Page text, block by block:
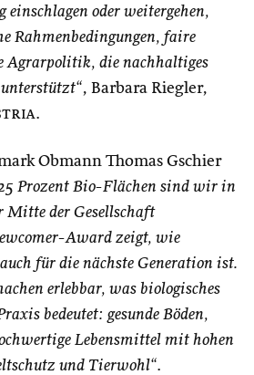
einschlagen oder weitergehen,
Rahmenbedingungen, faire
Agrarpolitik, die nachhaltiges
, Barbara Riegler,
.
Obmann Thomas Gschier
Prozent Bio-Flächen sind wir in
Mitte der Gesellschaft
Award zeigt, wie
für die nächste Generation ist.
erlebbar, was biologisches
bedeutet: gesunde Böden,
Lebensmittel mit hohen
und Tierwohl“.